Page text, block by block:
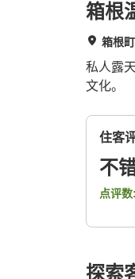
箱根
箱根
私人露
文化。
住客
不
点评数:
探索